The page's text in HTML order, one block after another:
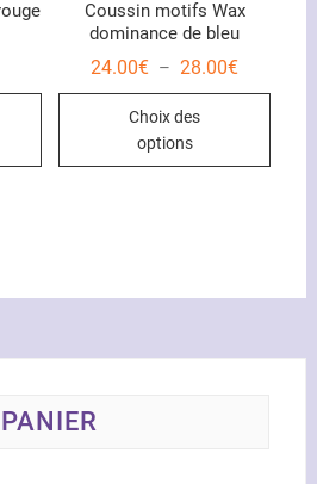
Ce
peuvent
choisies
la
Coussin motifs Wax
dominance de bleu
24.00€ – 28.00€Plage
Choix des
options
Ce
PANIER